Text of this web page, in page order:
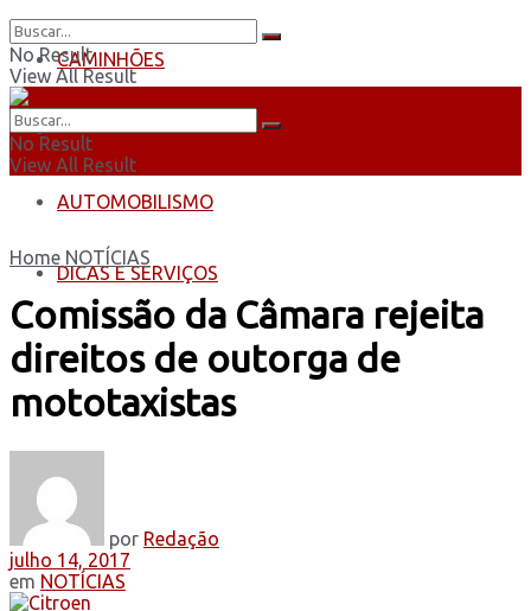
CAMINHÕES
ÔNIBUS
AUTOMOBILISMO
DICAS E SERVIÇOS
No Result
View All Result
No Result
View All Result
Home NOTÍCIAS
Comissão da Câmara rejeita
direitos de outorga de
mototaxistas
por Redação
julho 14, 2017
em NOTÍCIAS